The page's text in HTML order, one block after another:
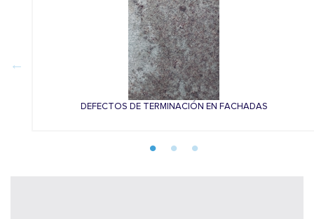
DEFECTOS DE TERMINACIÓN EN FACHADAS